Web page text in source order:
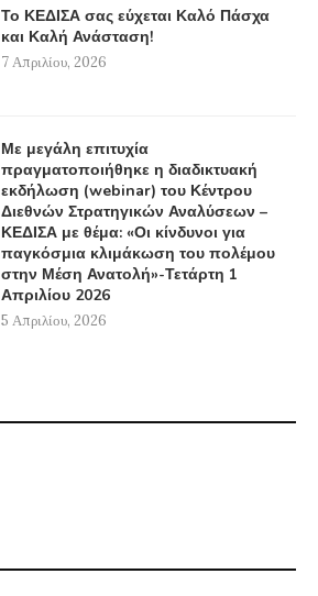
Το ΚΕΔΙΣΑ σας εύχεται Καλό Πάσχα
και Καλή Ανάσταση!
7 Απριλίου, 2026
Με μεγάλη επιτυχία
πραγματοποιήθηκε η διαδικτυακή
εκδήλωση (webinar) του Κέντρου
Διεθνών Στρατηγικών Αναλύσεων –
ΚΕΔΙΣΑ με θέμα: «Οι κίνδυνοι για
παγκόσμια κλιμάκωση του πολέμου
στην Μέση Ανατολή»-Τετάρτη 1
Απριλίου 2026
5 Απριλίου, 2026